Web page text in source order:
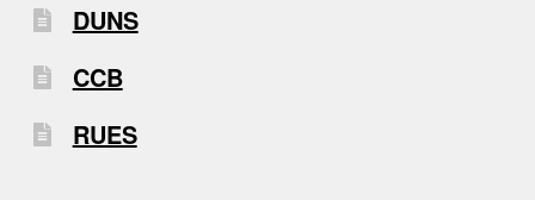
DUNS
CCB
RUES